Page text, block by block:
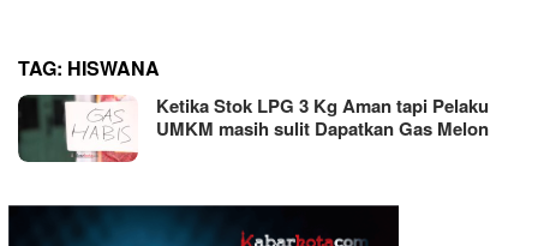
TAG: HISWANA
Ketika Stok LPG 3 Kg Aman tapi Pelaku
UMKM masih sulit Dapatkan Gas Melon